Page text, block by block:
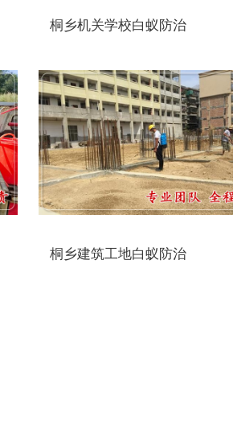
桐乡机关学校白蚁防治
桐乡建筑工地白蚁防治